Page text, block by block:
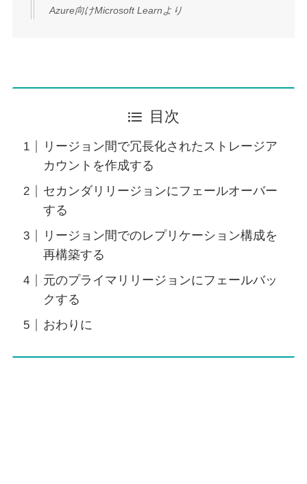
Azure向けMicrosoft Learnより
目次
リージョン間で冗長化されたストレージア
カウントを作成する
セカンダリリージョンにフェールオーバー
する
リージョン間でのレプリケーション構成を
再構築する
元のプライマリリージョンにフェールバッ
クする
おわりに